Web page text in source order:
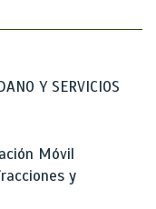
Y SERVICIOS
Móvil
y